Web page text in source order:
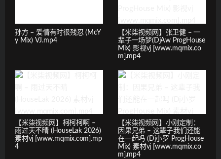
孙方 – 爱情有时很残忍 (McY
y Mix) VJ.mp4
【米柒视频网】张卫健 – 一
辈子一场梦(DjAw ProgHouse
Mix) 影视vj [www.mqmix.co
m].mp4
【米柒视频网】柯柯柯啊 –
雨过天不晴 (HouseLak 2026)
素材vj [www.mqmix.com].mp
4
【米柒视频网】小刚定制：
因果兄弟 – 这辈子我们还能
在一起吗 (Dj小罗 ProgHouse
Mix) 素材vj [www.mqmix.co
m].mp4